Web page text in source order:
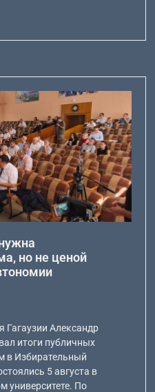
но не ценой
Гагаузии Александр
итоги публичных
в Избирательный
5 августа в
университете. По